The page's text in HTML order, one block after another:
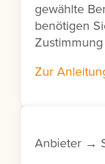
gewählte
benötigen
Zur
Anbieter →